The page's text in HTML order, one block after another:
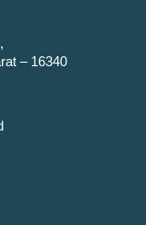
– 16340